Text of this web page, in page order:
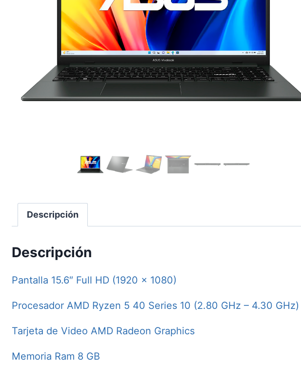
Descripción
Descripción
Pantalla 15.6″ Full HD (1920 x 1080)
Procesador AMD Ryzen 5 40 Series 10 (2.80 GHz – 4.30
Tarjeta de Video AMD Radeon Graphics
Memoria Ram 8 GB